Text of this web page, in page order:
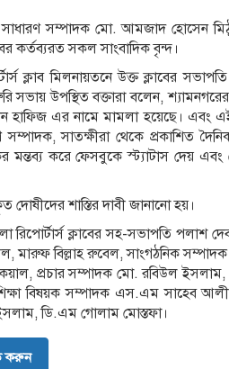
সাধারণ সম্পাদক মো. আমজাদ হোসেন
কর্তব্যরত সকল সাংবাদিক বৃন্দ।
ক্লাব মিলনায়তনে উক্ত ক্লাবের
সভায় উপস্থিত বক্তারা বলেন,
হাফিজ এর নামে মামলা হয়েছে। এবং
সম্পাদক, সাতক্ষীরা থেকে প্রকাশিত
মন্তব্য করে ফেসবুকে স্ট্যাটাস দেয় এবং
শাস্তির দাবী জানানো হয়।
ক্লাবের সহ-সভাপতি পলাশ
বিল্লাহ রুবেল, সাংগঠনিক
প্রচার সম্পাদক মো. রবিউল ইসলাম,
বিষয়ক সম্পাদক এস.এম সাহেব
ডি.এম গোলাম মোস্তফা।
করুন